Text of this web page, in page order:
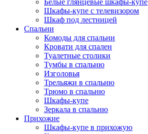
Белые глянцевые шкафы-купе
Шкафы-купе с телевизором
Шкаф под лестницей
Спальни
Комоды для спальни
Кровати для спален
Туалетные столики
Тумбы в спальню
Изголовья
Трельяжи в спальню
Трюмо в спальню
Шкафы-купе
Зеркала в спальню
Прихожие
Шкафы-купе в прихожую